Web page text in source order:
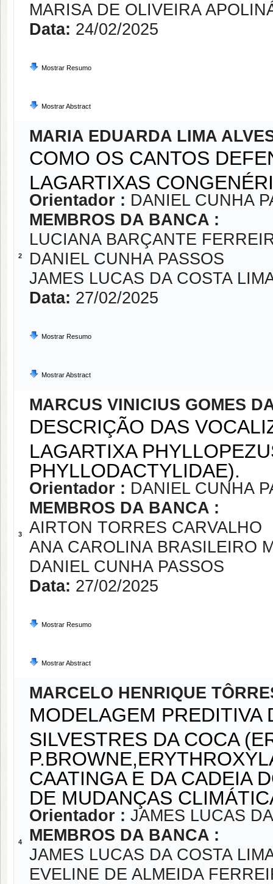
MARISA DE OLIVEIRA
Data: 24/02/2025
Mostrar Resumo
Mostrar Abstract
2
MARIA EDUARDA LIMA
COMO OS CANTOS
LAGARTIXAS
Orientador : DANIEL CUNHA
MEMBROS DA BANCA :
LUCIANA BARÇANTE
DANIEL CUNHA PASSOS
JAMES LUCAS DA COSTA
Data: 27/02/2025
Mostrar Resumo
Mostrar Abstract
3
MARCUS VINICIUS GOMES
DESCRIÇÃO DAS
LAGARTIXA
PHYLLODACTYLIDAE).
Orientador : DANIEL CUNHA
MEMBROS DA BANCA :
AIRTON TORRES CARVALHO
ANA CAROLINA BRASILEIRO
DANIEL CUNHA PASSOS
Data: 27/02/2025
Mostrar Resumo
Mostrar Abstract
4
MARCELO HENRIQUE
MODELAGEM PREDITIVA
SILVESTRES DA COCA
CAATINGA E DA CADEIA
DE MUDANÇAS
Orientador : JAMES LUCAS
MEMBROS DA BANCA :
JAMES LUCAS DA COSTA
EVELINE DE ALMEIDA